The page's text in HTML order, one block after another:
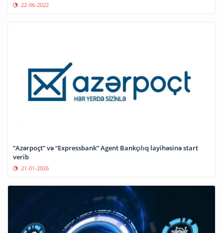
22-06-2022
“Azərpoçt” və “Expressbank” Agent Bankçılıq layihəsinə start
verib
21-01-2026